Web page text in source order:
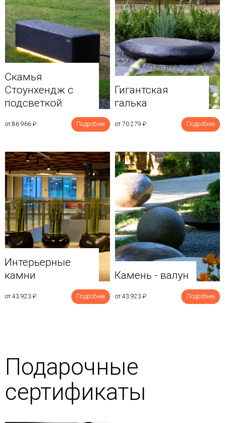
Скамья
Стоунхендж с
подсветкой
от 86 966 ₽ Подробнее
Гигантская
галька
от 70 279 ₽ Подробнее
Интерьерные
камни
от 43 923 ₽ Подробнее
Камень - валун
от 43 923 ₽ Подробнее
Подарочные
сертификаты